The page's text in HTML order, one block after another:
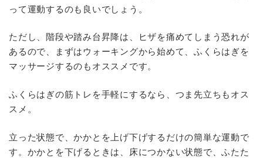
って運動するのも良いでしょう。
ただし、階段や踏み台昇降は、ヒザを痛めてしまう恐れが
あるので、まずはウォーキングから始めて、ふくらはぎを
マッサージするのもオススメです。
ふくらはぎの筋トレを手軽にするなら、つま先立ちもオス
スメ。
立った状態で、かかとを上げ下げするだけの簡単な運動で
す。かかとを下げるときは、床につかない状態で、ふたた